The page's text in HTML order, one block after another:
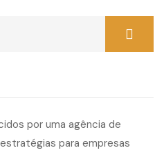
por uma agência de
para empresas